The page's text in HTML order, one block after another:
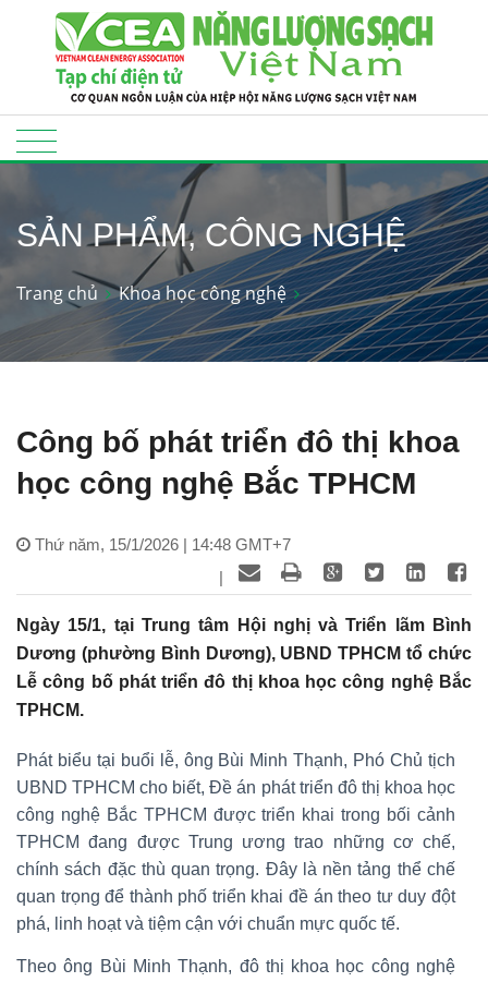
SẢN PHẨM, CÔNG NGHỆ
Trang chủ Khoa học công nghệ
Công bố phát triển đô thị khoa
học công nghệ Bắc TPHCM
Thứ năm, 15/1/2026 | 14:48 GMT+7
|
Ngày 15/1, tại Trung tâm Hội nghị và Triển lãm Bình
Dương (phường Bình Dương), UBND TPHCM tổ chức
Lễ công bố phát triển đô thị khoa học công nghệ Bắc
TPHCM.
Phát biểu tại buổi lễ, ông Bùi Minh Thạnh, Phó Chủ tịch
UBND TPHCM cho biết, Đề án phát triển đô thị khoa học
công nghệ Bắc TPHCM được triển khai trong bối cảnh
TPHCM đang được Trung ương trao những cơ chế,
chính sách đặc thù quan trọng. Đây là nền tảng thể chế
quan trọng để thành phố triển khai đề án theo tư duy đột
phá, linh hoạt và tiệm cận với chuẩn mực quốc tế.
Theo ông Bùi Minh Thạnh, đô thị khoa học công nghệ